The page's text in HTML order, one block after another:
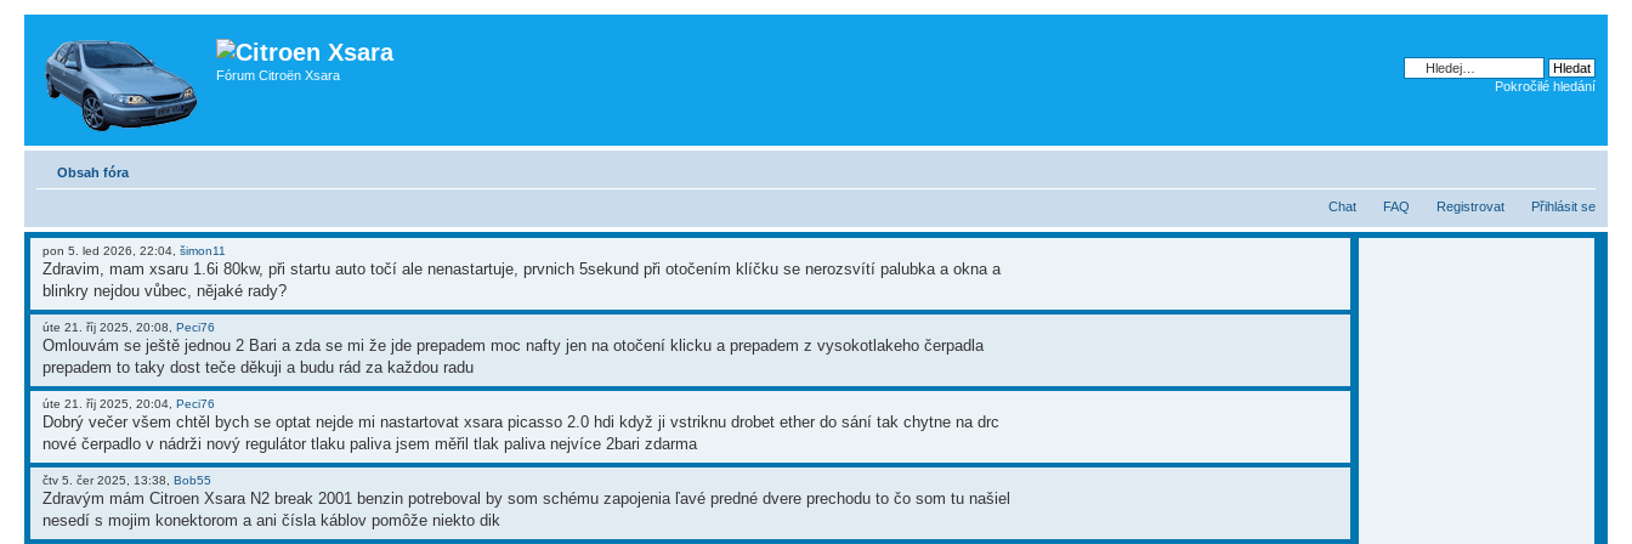
Fórum Citroën Xsara
Pokročilé hledání
Obsah fóra
Chat FAQ Registrovat Přihlásit se
pon 5. led 2026, 22:04, šimon11
Zdravim, mam xsaru 1.6i 80kw, při startu auto točí ale nenastartuje, prvnich 5sekund při otočením klíčku se nerozsvítí palubka a okna a
blinkry nejdou vůbec, nějaké rady?
úte 21. říj 2025, 20:08, Peci76
Omlouvám se ještě jednou 2 Bari a zda se mi že jde prepadem moc nafty jen na otočení klicku a prepadem z vysokotlakeho čerpadla
prepadem to taky dost teče děkuji a budu rád za každou radu
úte 21. říj 2025, 20:04, Peci76
Dobrý večer všem chtěl bych se optat nejde mi nastartovat xsara picasso 2.0 hdi když ji vstriknu drobet ether do sání tak chytne na drc
nové čerpadlo v nádrži nový regulátor tlaku paliva jsem měřil tlak paliva nejvíce 2bari zdarma
čtv 5. čer 2025, 13:38, Bob55
Zdravým mám Citroen Xsara N2 break 2001 benzin potreboval by som schému zapojenia ľavé predné dvere prechodu to čo som tu našiel
nesedí s mojim konektorom a ani čísla káblov pomôže niekto dik